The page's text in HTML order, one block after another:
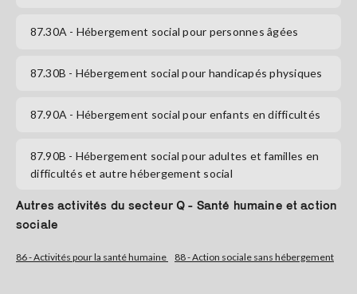
87.30A - Hébergement social pour personnes âgées
87.30B - Hébergement social pour handicapés physiques
87.90A - Hébergement social pour enfants en difficultés
87.90B - Hébergement social pour adultes et familles en
difficultés et autre hébergement social
Autres activités du secteur Q - Santé humaine et action
sociale
86 - Activités pour la santé humaine 88 - Action sociale sans hébergement